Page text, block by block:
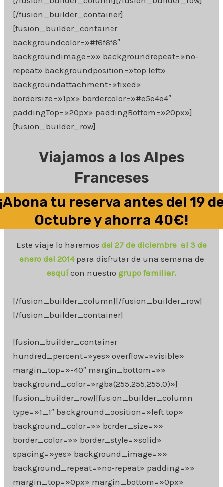
[/fusion_builder_container]
[fusion_builder_container
backgroundcolor=»#f6f6f6″
backgroundimage=»» backgroundrepeat=»no-
repeat» backgroundposition=»top left»
backgroundattachment=»fixed»
bordersize=»1px» bordercolor=»#e5e4e4″
paddingTop=»20px» paddingBottom=»20px»]
[fusion_builder_row]
Viajamos a los Alpes
Franceses
tu reserva antes del 19
Octubre y ahorra 40€!
Este viaje lo haremos del 27 de diciembre al 3 de
enero del 2014 para disfrutar de una semana de
esquícon nuestro grupo familiar.
[/fusion_builder_column][/fusion_builder_row]
[/fusion_builder_container]
[fusion_builder_container
hundred_percent=»yes» overflow=»visible»
margin_top=»-40″ margin_bottom=»»
background_color=»rgba(255,255,255,0)»]
[fusion_builder_row][fusion_builder_column
type=»1_1″ background_position=»left top»
background_color=»» border_size=»»
border_color=»» border_style=»solid»
spacing=»yes» background_image=»»
background_repeat=»no-repeat» padding=»»
margin_top=»0px» margin_bottom=»0px»